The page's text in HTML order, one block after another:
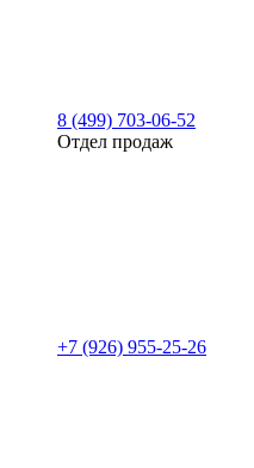
8 (499) 703-06-52
Отдел продаж
+7 (926) 955-25-26